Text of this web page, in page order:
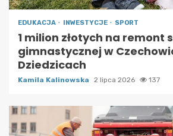
EDUKACJA INWESTYCJE SPORT
1 milion złotych na remont
gimnastycznej w
Dziedzicach
Kamila Kalinowska 2 lipca 2026 137